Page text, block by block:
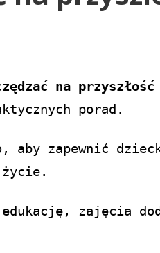
na przyszłość
porad.
aby zapewnić
zajęcia